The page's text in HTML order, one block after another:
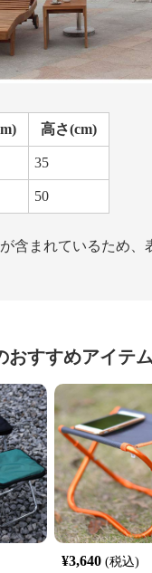
高さ(cm)
35
50
含まれているため、
おすすめアイテム
¥3,640 (税込)